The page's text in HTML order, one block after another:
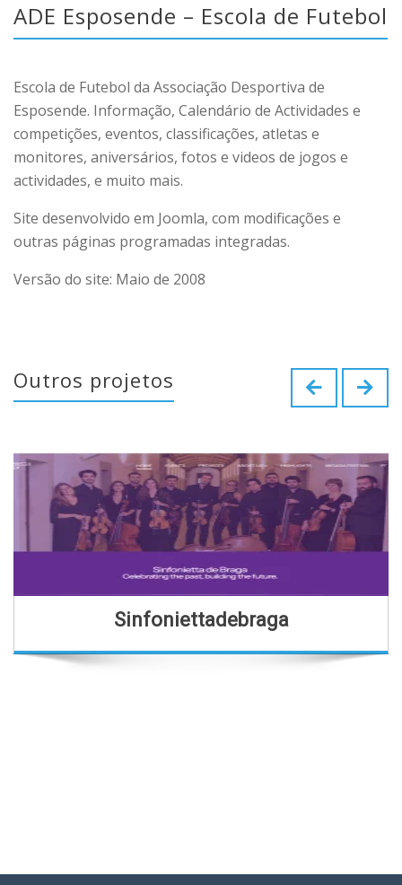
ADE Esposende – Escola de Futebol
Escola de Futebol da Associação Desportiva de
Esposende. Informação, Calendário de Actividades e
competições, eventos, classificações, atletas e
monitores, aniversários, fotos e videos de jogos e
actividades, e muito mais.
Site desenvolvido em Joomla, com modificações e
outras páginas programadas integradas.
Versão do site: Maio de 2008
Outros projetos
Sinfoniettadebraga